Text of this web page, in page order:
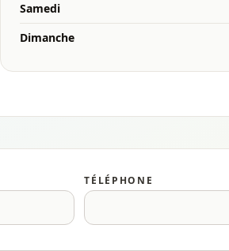
Samedi
Dimanche
TÉLÉPHONE